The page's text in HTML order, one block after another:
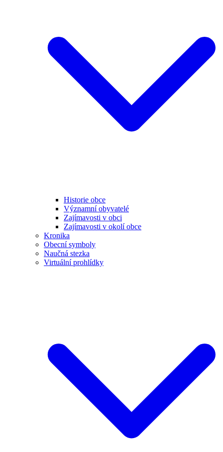
Historie obce
Významní obyvatelé
Zajímavosti v obci
Zajímavosti v okolí obce
Kronika
Obecní symboly
Naučná stezka
Virtuální prohlídky